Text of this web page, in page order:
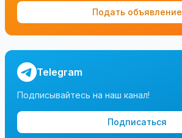
Подать объявление
Telegram
Подписывайтесь на наш канал!
Подписаться